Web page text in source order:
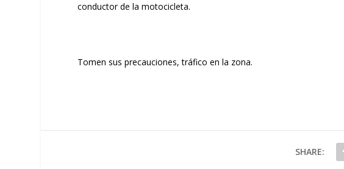
conductor de la motocicleta.
Tomen sus precauciones, tráfico en la zona.
SHARE: